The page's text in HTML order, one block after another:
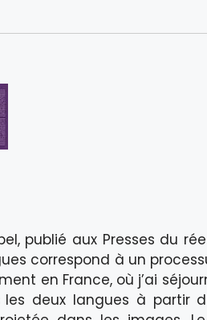
publié aux Presses du
correspond à un
en France, où j’ai
les deux langues à partir